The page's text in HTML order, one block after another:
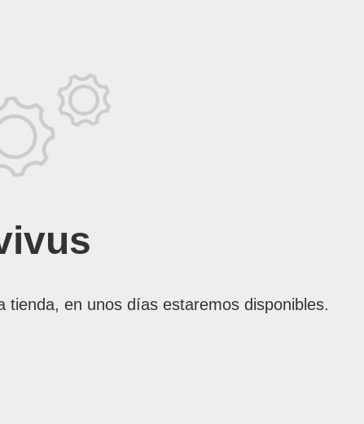
tienda, en unos días estaremos disponibles.